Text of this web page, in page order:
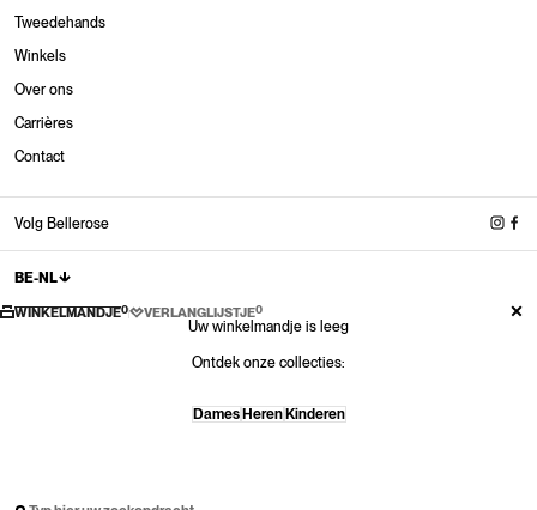
Tweedehands
Winkels
Over ons
Carrières
Contact
Volg Bellerose
BE-NL
Nieuw binnen
Nieuw binnen
Nieuw binnen
Shop nu
WINKELMANDJE0 VERLANGLIJSTJE0
Uw winkelmandje is leeg
Ontdek onze collecties:
Dames Heren Kinderen